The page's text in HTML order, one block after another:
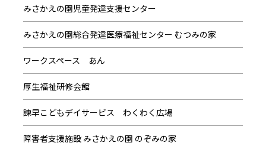
みさかえの園児童発達支援センター
みさかえの園総合発達医療福祉センター むつみの家
ワークスペース あん
厚生福祉研修会館
諫早こどもデイサービス わくわく広場
障害者支援施設 みさかえの園 のぞみの家